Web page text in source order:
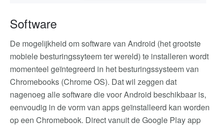
Software
De mogelijkheid om software van Android (het grootste
mobiele besturingssyteem ter wereld) te installeren wordt
momenteel geïntegreerd in het besturingssysteem van
Chromebooks (Chrome OS). Dat wil zeggen dat
nagenoeg alle software die voor Android beschikbaar is,
eenvoudig in de vorm van apps geïnstalleerd kan worden
op een Chromebook. Direct vanuit de Google Play app